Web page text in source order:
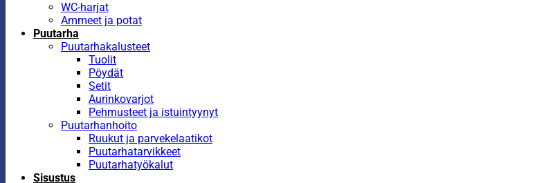
WC-harjat
Ammeet ja potat
Puutarha
Puutarhakalusteet
Tuolit
Pöydät
Setit
Aurinkovarjot
Pehmusteet ja istuintyynyt
Puutarhanhoito
Ruukut ja parvekelaatikot
Puutarhatarvikkeet
Puutarhatyökalut
Sisustus